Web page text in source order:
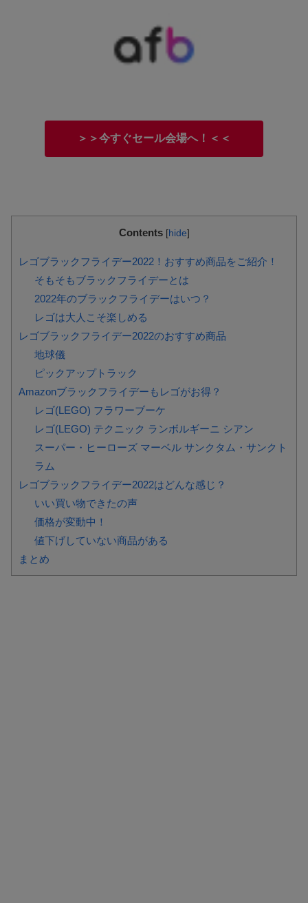
＞＞今すぐセール会場へ！＜＜
Contents [hide]
レゴブラックフライデー2022！おすすめ商品をご紹介！
そもそもブラックフライデーとは
2022年のブラックフライデーはいつ？
レゴは大人こそ楽しめる
レゴブラックフライデー2022のおすすめ商品
地球儀
ピックアップトラック
Amazonブラックフライデーもレゴがお得？
レゴ(LEGO) フラワーブーケ
レゴ(LEGO) テクニック ランボルギーニ シアン
スーパー・ヒーローズ マーベル サンクタム・サンクト
ラム
レゴブラックフライデー2022はどんな感じ？
いい買い物できたの声
価格が変動中！
値下げしていない商品がある
まとめ